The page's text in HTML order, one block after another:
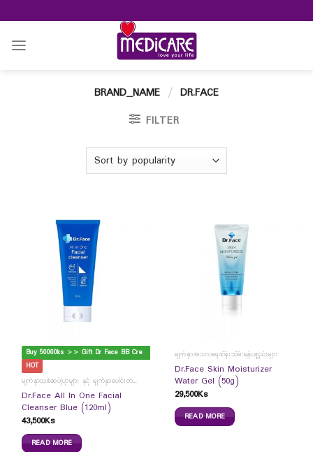
to
content
BRAND_NAME / DR.FACE
FILTER
B
uy 50000ks >> Gift Dr Face BB Cream
HOT
မျက်နှာသစ်ဆပ်ပြာများ နှင့် မျက်နှာပေါင်းတင်ကပ်ခွာများ
Dr.Face All In One Facial
Cleanser Blue (120ml)
43,500Ks
READ MORE
မျက်နှာအသားရေထိန်းသိမ်းရန်ပစ္စည်းများ
Dr.Face Skin Moisturizer
Water Gel (50g)
29,500Ks
READ MORE